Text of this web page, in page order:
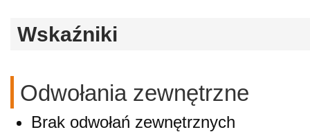
Wskaźniki
Odwołania zewnętrzne
Brak odwołań zewnętrznych